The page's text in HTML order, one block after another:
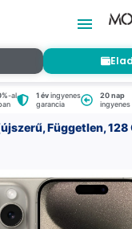
-al
1 évingyenes
garancia
20 nap
ingyenes
Független, 128